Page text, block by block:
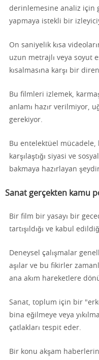
derinlemesine analiz için
yapmaya istekli bir
On saniyelik kısa
uzun metrajlı veya soyut
kısalmasına karşı bir
Bu filmleri izlemek,
anlamı hazır verilmiyor,
gerekiyor.
Bu entelektüel mücadele,
karşılaştığı siyasi ve
bakmaya hazırlayan
Sanat gerçekten kamu
Bir film bir yasayı bir
tartışıldığı ve kabul
Deneysel çalışmalar
aşılar ve bu fikirler
ana akım hareketlere
Sanat, toplum için bir
bina eğilmeye veya
çatlakları tespit eder.
Bir konu akşam